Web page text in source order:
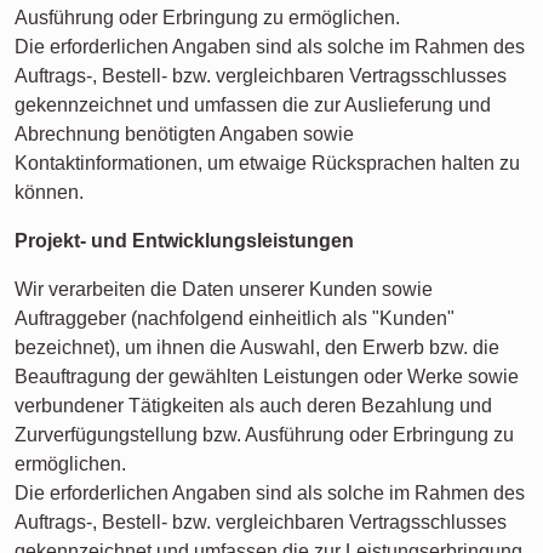
Ausführung oder Erbringung zu ermöglichen.
Die erforderlichen Angaben sind als solche im Rahmen des
Auftrags-, Bestell- bzw. vergleichbaren Vertragsschlusses
gekennzeichnet und umfassen die zur Auslieferung und
Abrechnung benötigten Angaben sowie
Kontaktinformationen, um etwaige Rücksprachen halten zu
können.
Projekt- und Entwicklungsleistungen
Wir verarbeiten die Daten unserer Kunden sowie
Auftraggeber (nachfolgend einheitlich als "Kunden"
bezeichnet), um ihnen die Auswahl, den Erwerb bzw. die
Beauftragung der gewählten Leistungen oder Werke sowie
verbundener Tätigkeiten als auch deren Bezahlung und
Zurverfügungstellung bzw. Ausführung oder Erbringung zu
ermöglichen.
Die erforderlichen Angaben sind als solche im Rahmen des
Auftrags-, Bestell- bzw. vergleichbaren Vertragsschlusses